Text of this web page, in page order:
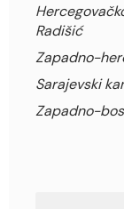
Radišić
Zapadno-
Sarajevski
Zapadno-